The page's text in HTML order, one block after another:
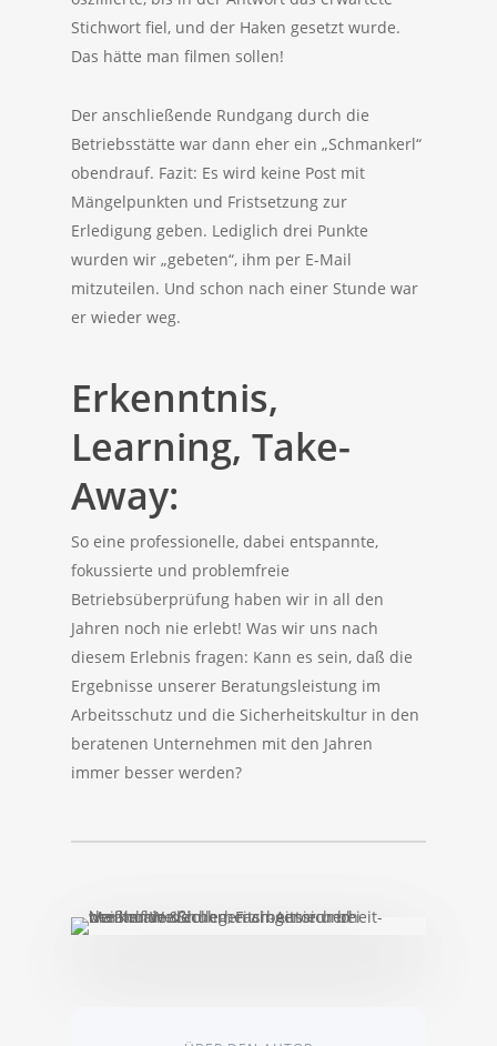
Stichwort fiel, und der Haken gesetzt wurde.
Das hätte man filmen sollen!
Der anschließende Rundgang durch die
Betriebsstätte war dann eher ein „Schmankerl“
obendrauf. Fazit: Es wird keine Post mit
Mängelpunkten und Fristsetzung zur
Erledigung geben. Lediglich drei Punkte
wurden wir „gebeten“, ihm per E-Mail
mitzuteilen. Und schon nach einer Stunde war
er wieder weg.
Erkenntnis,
Learning, Take-
Away:
So eine professionelle, dabei entspannte,
fokussierte und problemfreie
Betriebsüberprüfung haben wir in all den
Jahren noch nie erlebt! Was wir uns nach
diesem Erlebnis fragen: Kann es sein, daß die
Ergebnisse unserer Beratungsleistung im
Arbeitsschutz und die Sicherheitskultur in den
beratenen Unternehmen mit den Jahren
immer besser werden?